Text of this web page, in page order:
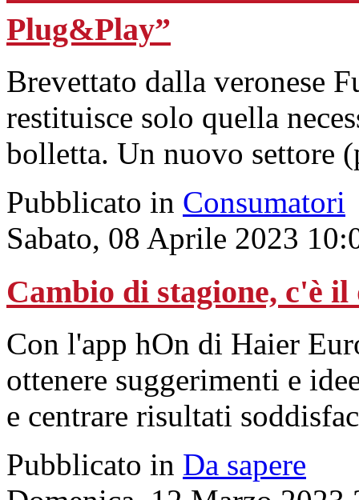
Plug&Play”
Brevettato dalla veronese
restituisce solo quella
bolletta. Un nuovo settore
Pubblicato in Consumatori
Sabato, 08 Aprile 2023
Cambio di stagione, c'è il
Con l'app hOn di Haier
ottenere suggerimenti e
e centrare risultati
Pubblicato in Da sapere